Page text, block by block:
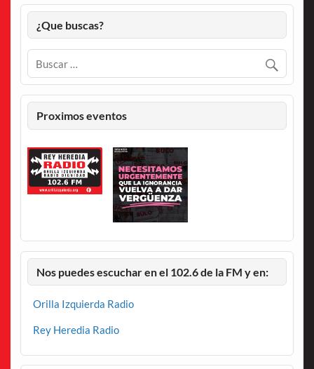
¿Que buscas?
Proximos eventos
Nos puedes escuchar en el 102.6 de la FM y en:
Orilla Izquierda Radio
Rey Heredia Radio